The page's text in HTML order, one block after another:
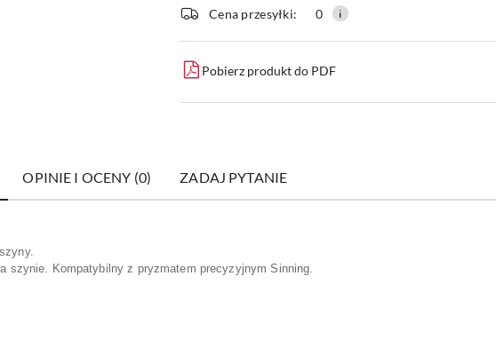
dostawa
Cena przesyłki:
0
Pobierz produkt do PDF
OPINIE I OCENY (0) ZADAJ PYTANIE
szynie. Kompatybilny z pryzmatem precyzyjnym Sinning.